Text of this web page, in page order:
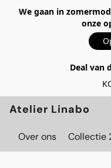
We gaan in
onze
Deal van
Atelier Linabo
Over ons Collectie